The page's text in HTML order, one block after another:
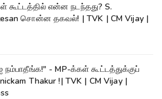
கூட்டத்தில் என்ன நடந்தது? S.
சொன்ன தகவல்! | TVK | CM Vijay |
நம்பாதீங்க!" - MP-க்கள் கூட்டத்துக்குப்
Thakur !| TVK | CM Vijay |